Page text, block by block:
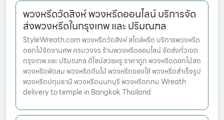
พวงหรีดวัดสิงห์ พวงหรีดออนไลน์ บริการจัด
ส่งพวงหรีดในกรุงเทพ และ ปริมณฑล
StyleWreath.com พวงหรีดวัดสิงห์ สไตล์หรีด บริการพวงหรีด
ดอกไม้จัดงานศพ ครบวงจร ร้านพวงหรีดออนไลน์ จัดส่งทั่วเขต
กรุงเทพ และ ปริมณฑล ดีไซน์สวยหรู ราคาถูก พวงหรีดดอกไม้สด
พวงหรีดพัดลม พวงหรีดต้นไม้ พวงหรีดของใช้ พวงหรีดสำเร็จรูป
พวงหรีดปทุมธานี พวงหรีดนนทบุรี พวงหรีดกทม Wreath
delivery to temple in Bangkok Thailand